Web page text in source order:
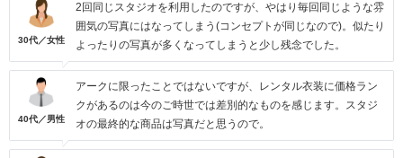
30代／女性
2回同じスタジオを利用したのですが、やはり毎回同じような雰
囲気の写真にはなってしまう(コンセプトが同じなので)。似たり
よったりの写真が多くなってしまうと少し残念でした。
40代／男性
アークに限ったことではないですが、レンタル衣装に価格ラン
クがあるのは今のご時世では差別的なものを感じます。スタジ
オの最終的な商品は写真だと思うので。